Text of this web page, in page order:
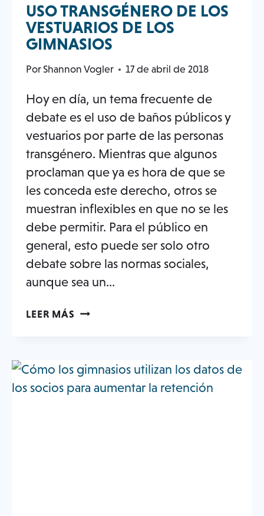
USO TRANSGÉNERO DE LOS
VESTUARIOS DE LOS
GIMNASIOS
Por Shannon Vogler 17 de abril de 2018
Hoy en día, un tema frecuente de
debate es el uso de baños públicos y
vestuarios por parte de las personas
transgénero. Mientras que algunos
proclaman que ya es hora de que se
les conceda este derecho, otros se
muestran inflexibles en que no se les
debe permitir. Para el público en
general, esto puede ser solo otro
debate sobre las normas sociales,
aunque sea un...
LEER MÁS USO
VESTUARIOS
DE